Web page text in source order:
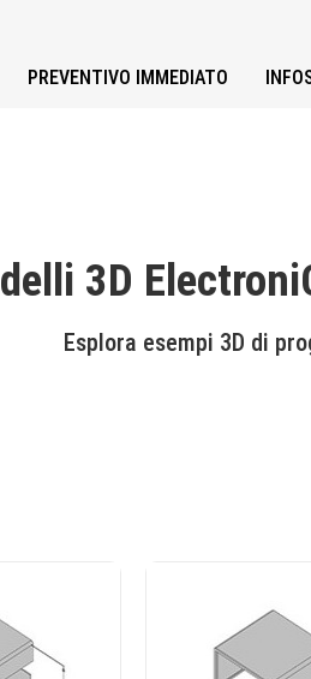
PREVENTIVO IMMEDIATO
3D
Esplora esempi 3D di